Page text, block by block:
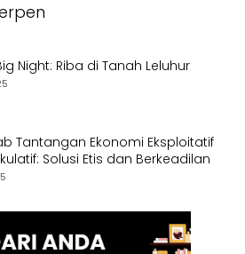
Night: Riba di Tanah Leluhur
Tantangan Ekonomi Eksploitatif
Solusi Etis dan Berkeadilan